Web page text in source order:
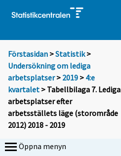
Förstasidan >Statistik >
Undersökning om lediga
arbetsplatser> 2019 > 4:e
kvartalet > Tabellbilaga 7. Lediga
arbetsplatser efter
arbetsställets läge (storområde
2012) 2018 - 2019
Öppna menyn